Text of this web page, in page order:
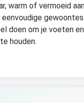
warm of vermoeid
doen om je voeten
houden.